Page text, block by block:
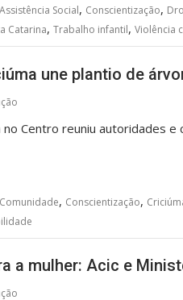
Assistência Social, Conscientização,
Catarina, Trabalho infantil, Violência
une plantio de
no Centro reuniu autoridades
Comunidade, Conscientização,
a mulher: Acic e